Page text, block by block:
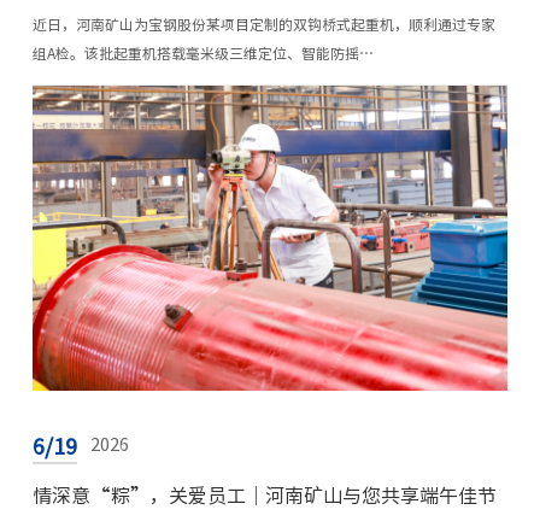
近日，河南矿山为宝钢股份某项目定制的双钩桥式起重机，顺利通过专家
组A检。该批起重机搭载毫米级三维定位、智能防摇…
6/19 2026
情深意“粽”，关爱员工｜河南矿山与您共享端午佳节